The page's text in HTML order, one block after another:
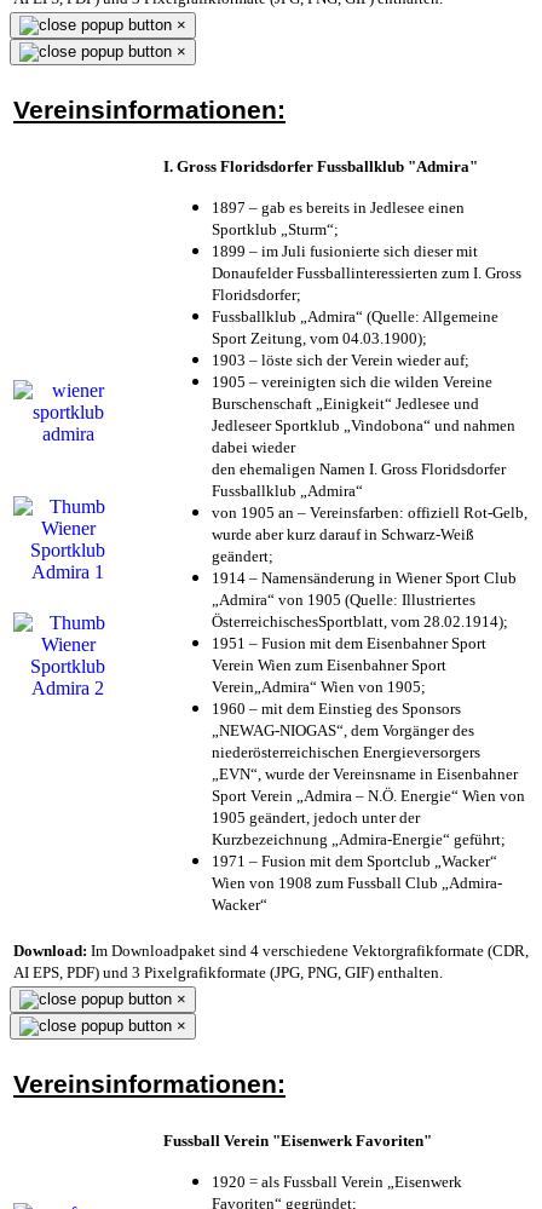
×
×
Vereinsinformationen:
I. Gross Floridsdorfer Fussballklub "Admira"
1897 – gab es bereits in Jedlesee einen
Sportklub „Sturm“;
1899 – im Juli fusionierte sich dieser mit
Donaufelder Fussballinteressierten zum I. Gross
Floridsdorfer;
Fussballklub „Admira“ (Quelle: Allgemeine
Sport Zeitung, vom 04.03.1900);
1903 – löste sich der Verein wieder auf;
1905 – vereinigten sich die wilden Vereine
Burschenschaft „Einigkeit“ Jedlesee und
Jedleseer Sportklub „Vindobona“ und nahmen
dabei wieder
den ehemaligen Namen I. Gross Floridsdorfer
Fussballklub „Admira“
von 1905 an – Vereinsfarben: offiziell Rot-Gelb,
wurde aber kurz darauf in Schwarz-Weiß
geändert;
1914 – Namensänderung in Wiener Sport Club
„Admira“ von 1905 (Quelle: Illustriertes
ÖsterreichischesSportblatt, vom 28.02.1914);
1951 – Fusion mit dem Eisenbahner Sport
Verein Wien zum Eisenbahner Sport
Verein„Admira“ Wien von 1905;
1960 – mit dem Einstieg des Sponsors
„NEWAG-NIOGAS“, dem Vorgänger des
niederösterreichischen Energieversorgers
„EVN“, wurde der Vereinsname in Eisenbahner
Sport Verein „Admira – N.Ö. Energie“ Wien von
1905 geändert, jedoch unter der
Kurzbezeichnung „Admira-Energie“ geführt;
1971 – Fusion mit dem Sportclub „Wacker“
Wien von 1908 zum Fussball Club „Admira-
Wacker“
Download: Im Downloadpaket sind 4 verschiedene Vektorgrafikformate (CDR,
AI EPS, PDF) und 3 Pixelgrafikformate (JPG, PNG, GIF) enthalten.
×
×
Vereinsinformationen:
Fussball Verein "Eisenwerk Favoriten"
1920 = als Fussball Verein „Eisenwerk
Favoriten“ gegründet;